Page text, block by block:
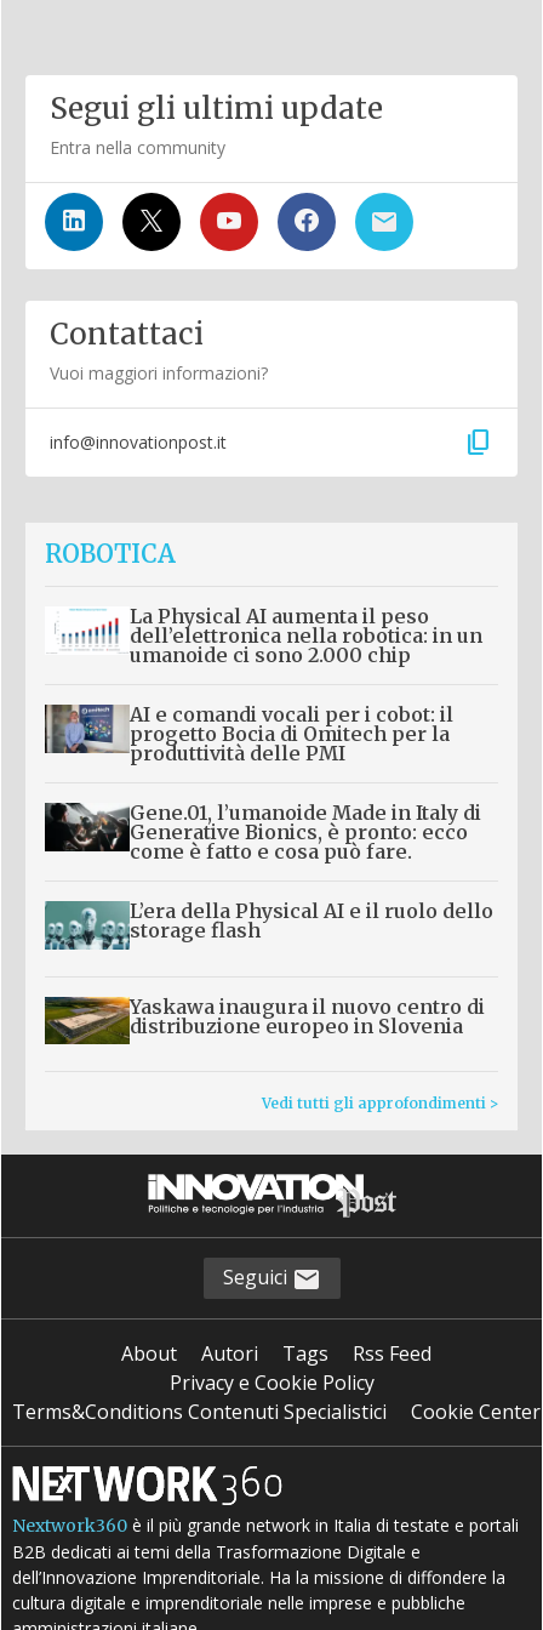
Segui gli ultimi update
Entra nella community
Contattaci
Vuoi maggiori informazioni?
info@innovationpost.it content_copy
ROBOTICA
La Physical AI aumenta il peso
dell’elettronica nella robotica: in un
umanoide ci sono 2.000 chip
AI e comandi vocali per i cobot: il
progetto Bocia di Omitech per la
produttività delle PMI
Gene.01, l’umanoide Made in Italy di
Generative Bionics, è pronto: ecco
come è fatto e cosa può fare.
L’era della Physical AI e il ruolo dello
storage flash
Yaskawa inaugura il nuovo centro di
distribuzione europeo in Slovenia
Vedi tutti gli approfondimenti >
Seguici
About Autori Tags
Rss Feed
Privacy e Cookie Policy
Terms&Conditions Contenuti Specialistici
Cookie Center
Nextwork360 è il più grande network in Italia di testate e portali
B2B dedicati ai temi della Trasformazione Digitale e
dell’Innovazione Imprenditoriale. Ha la missione di diffondere la
cultura digitale e imprenditoriale nelle imprese e pubbliche